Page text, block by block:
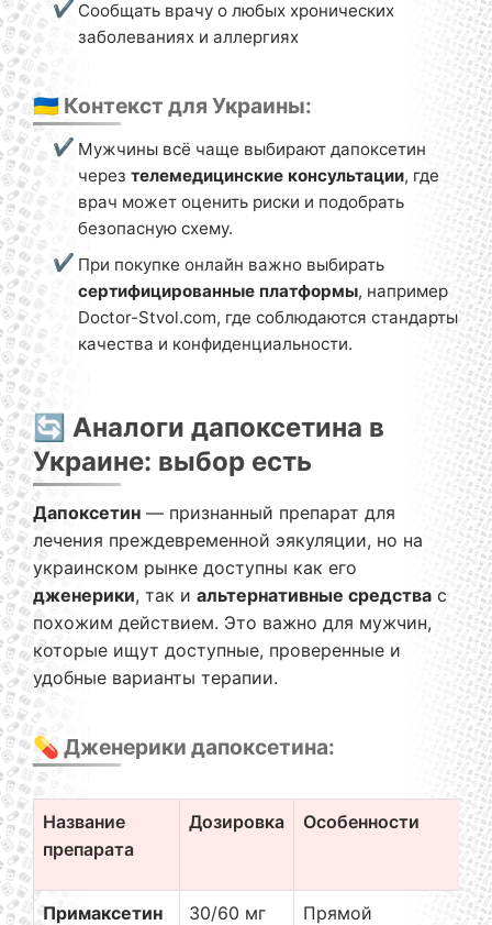
Сообщать врачу о любых хронических
заболеваниях и аллергиях
🇺🇦 Контекст для Украины:
Мужчины всё чаще выбирают дапоксетин
черезтелемедицинские консультации, где
врач может оценить риски и подобрать
безопасную схему.
При покупке онлайн важно выбирать
сертифицированные платформы, например
Doctor-Stvol.com, где соблюдаются стандарты
качества и конфиденциальности.
🔄 Аналоги дапоксетина в
Украине: выбор есть
Дапоксетин — признанный препарат для
лечения преждевременной эякуляции, но на
украинском рынке доступны как его
дженерики, так и альтернативные средства с
похожим действием. Это важно для мужчин,
которые ищут доступные, проверенные и
удобные варианты терапии.
💊 Дженерики дапоксетина:
Название
препарата
Дозировка Особенности
Примаксетин 30/60 мг
Прямой